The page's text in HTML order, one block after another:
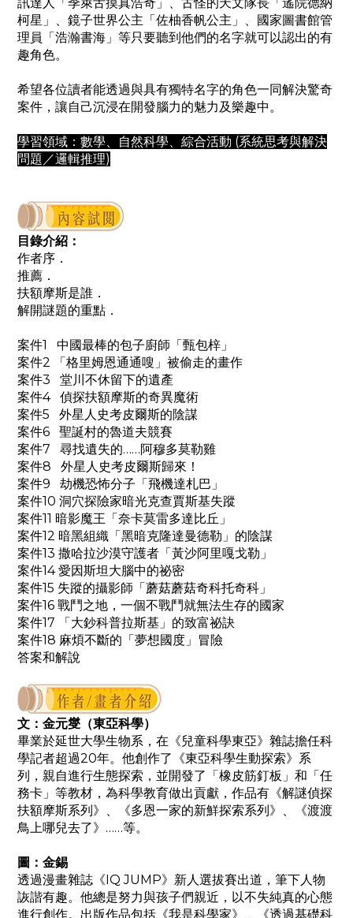
訊達人「季萊舌摸真浩奇」、古怪的天文隊長「遙院德納
柯星」、鏡子世界公主「佐柚香帆公主」、國家圖書館管
理員「浩瀚書海」等只要聽到他們的名字就可以認出的有
趣角色。
希望各位讀者能透過與具有獨特名字的角色一同解決驚奇
案件，讓自己沉浸在開發腦力的魅力及樂趣中。
學習領域：數學、自然科學、綜合活動 (系統思考與解決
問題／邏輯推理)
目錄介紹：
作者序．
推薦．
扶額摩斯是誰．
解開謎題的重點．
案件1 中國最棒的包子廚師「甄包梓」
案件2 「格里姆恩通通嗖」被偷走的畫作
案件3 堂川不休留下的遺產
案件4 偵探扶額摩斯的奇異魔術
案件5 外星人史考皮爾斯的陰謀
案件6 聖誕村的魯道夫競賽
案件7 尋找遺失的……阿穆多莫勒雞
案件8 外星人史考皮爾斯歸來！
案件9 劫機恐怖分子「飛機達札巴」
案件10 洞穴探險家暗光克查賈斯基失蹤
案件11 暗影魔王「奈卡莫雷多達比丘」
案件12 暗黑組織「黑暗克隆達曼德勒」的陰謀
案件13 撒哈拉沙漠守護者「黃沙阿里嘎戈勒」
案件14 愛因斯坦大腦中的祕密
案件15 失蹤的攝影師「蘑菇蘑菇奇科托奇科」
案件16 戰鬥之地，一個不戰鬥就無法生存的國家
案件17 「大鈔科普拉斯基」的致富祕訣
案件18 麻煩不斷的「夢想國度」冒險
答案和解說
文：金元燮（東亞科學）
畢業於延世大學生物系，在《兒童科學東亞》雜誌擔任科
學記者超過20年。他創作了《東亞科學生動探索》系
列，親自進行生態探索，並開發了「橡皮筋釘板」和「任
務卡」等教材，為科學教育做出貢獻，作品有《解謎偵探
扶額摩斯系列》、《多恩一家的新鮮探索系列》、《渡渡
鳥上哪兒去了》……等。
圖：金錫
透過漫畫雜誌《IQ JUMP》新人選拔賽出道，筆下人物
詼諧有趣。他總是努力與孩子們親近，以不失純真的心態
進行創作。出版作品包括《我是科學家》、《透過基礎科